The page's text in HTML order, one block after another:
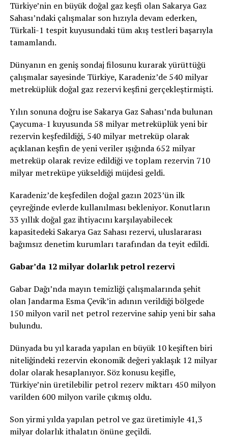
Türkiye’nin en büyük doğal gaz keşfi olan Sakarya Gaz
Sahası’ndaki çalışmalar son hızıyla devam ederken,
Türkali-1 tespit kuyusundaki tüm akış testleri başarıyla
tamamlandı.
Dünyanın en geniş sondaj filosunu kurarak yürüttüğü
çalışmalar sayesinde Türkiye, Karadeniz’de 540 milyar
metreküplük doğal gaz rezervi keşfini gerçekleştirmişti.
Yılın sonuna doğru ise Sakarya Gaz Sahası’nda bulunan
Çaycuma-1 kuyusunda 58 milyar metreküplük yeni bir
rezervin keşfedildiği, 540 milyar metreküp olarak
açıklanan keşfin de yeni veriler ışığında 652 milyar
metreküp olarak revize edildiği ve toplam rezervin 710
milyar metreküpe yükseldiği müjdesi geldi.
Karadeniz’de keşfedilen doğal gazın 2023’ün ilk
çeyreğinde evlerde kullanılması bekleniyor. Konutların
33 yıllık doğal gaz ihtiyacını karşılayabilecek
kapasitedeki Sakarya Gaz Sahası rezervi, uluslararası
bağımsız denetim kurumları tarafından da teyit edildi.
Gabar’da 12 milyar dolarlık petrol rezervi
Gabar Dağı’nda mayın temizliği çalışmalarında şehit
olan Jandarma Esma Çevik’in adının verildiği bölgede
150 milyon varil net petrol rezervine sahip yeni bir saha
bulundu.
Dünyada bu yıl karada yapılan en büyük 10 keşiften biri
niteliğindeki rezervin ekonomik değeri yaklaşık 12 milyar
dolar olarak hesaplanıyor. Söz konusu keşifle,
Türkiye’nin üretilebilir petrol rezerv miktarı 450 milyon
varilden 600 milyon varile çıkmış oldu.
Son yirmi yılda yapılan petrol ve gaz üretimiyle 41,3
milyar dolarlık ithalatın önüne geçildi.